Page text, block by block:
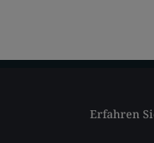
Erfahren